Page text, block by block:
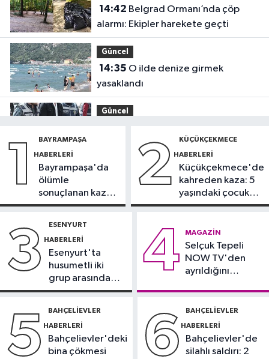
14:42
alarmı: Ekipler harekete geçti
Güncel
14:35
yasaklandı
Güncel
Şirin gözaltına alındı
Spor
mesaisi başladı
kaybetti
otobüsü İETT otobüsüne çarptı
1 BAYRAMPAŞA
HABERLERI
Bayrampaşa'da
ölümle
sonuçlanan kaza:
Sürücü
2 KÜÇÜKÇEKMECE
HABERLERI
Küçükçekmece'de
kahreden kaza: 5
yaşındaki çocuk
yoğun bakımda
3 ESENYURT
HABERLERI
Esenyurt'ta
husumetli iki
grup arasında
silahlı kavga
4 MAGAZIN
Selçuk Tepeli
NOW TV'den
ayrıldığını
5 BAHÇELIEVLER
HABERLERI
Bahçelievler'deki
bina çökmesi
6 BAHÇELIEVLER
HABERLERI
Bahçelievler'de
silahlı saldırı: 2